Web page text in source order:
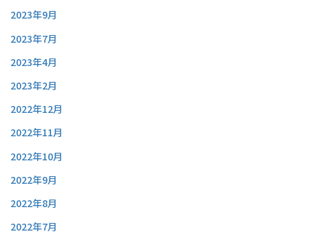
2023年9月
2023年7月
2023年4月
2023年2月
2022年12月
2022年11月
2022年10月
2022年9月
2022年8月
2022年7月